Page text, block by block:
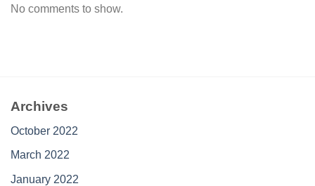
No comments to show.
Archives
October 2022
March 2022
January 2022